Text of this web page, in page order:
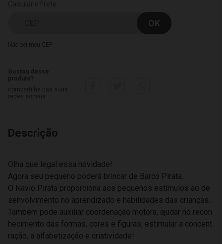
Não sei meu CEP
Descrição
Olha que legal essa novidade!
Agora seu pequeno poderá brincar de Barco Pirata.
O Navio Pirata proporciona aos pequenos estímulos ao de
senvolvimento no aprendizado e habilidades das crianças.
Também pode auxiliar coordenação motora, ajudar no recon
hecimento das formas, cores e figuras, estimular a concent
ração, a alfabetização e criatividade!